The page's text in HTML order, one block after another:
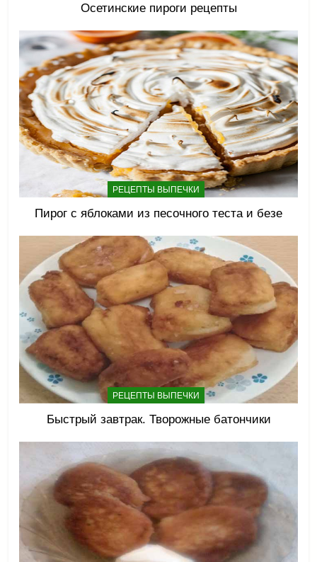
Осетинские пироги рецепты
РЕЦЕПТЫ ВЫПЕЧКИ
Пирог с яблоками из песочного теста и безе
РЕЦЕПТЫ ВЫПЕЧКИ
Быстрый завтрак. Творожные батончики